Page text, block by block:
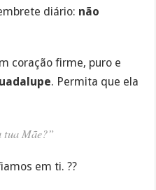
diário: não
coração firme, puro e
. Permita que ela
tua Mãe?”
em ti. ??